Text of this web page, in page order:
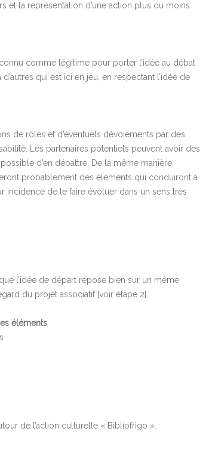
et la représentation d’une action plus ou moins
comme légitime pour porter l’idée au débat
qui est ici en jeu, en respectant l’idée de
de rôles et d’éventuels dévoiements par des
Les partenaires potentiels peuvent avoir des
d’en débattre. De la même manière,
probablement des éléments qui conduiront à
incidence de le faire évoluer dans un sens très
l’idée de départ repose bien sur un même
du projet associatif [voir étape 2].
éléments
de l’action culturelle « Bibliofrigo ».